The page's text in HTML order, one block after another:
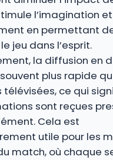
l’imagination et
en permettant
jeu dans l’esprit.
la diffusion en
plus rapide
télévisées, ce qui
sont reçues
Cela est
utile pour les
match, où chaque